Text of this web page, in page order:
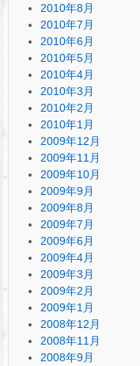
2010年8月
2010年7月
2010年6月
2010年5月
2010年4月
2010年3月
2010年2月
2010年1月
2009年12月
2009年11月
2009年10月
2009年9月
2009年8月
2009年7月
2009年6月
2009年4月
2009年3月
2009年2月
2009年1月
2008年12月
2008年11月
2008年9月